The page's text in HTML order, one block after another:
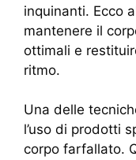
inquinanti. Ecco
mantenere il
ottimali e
ritmo.
Una delle
l’uso di prodotti
corpo farfallato.